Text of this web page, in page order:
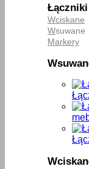
Łączniki
Wciskane
Wsuwane
Markery